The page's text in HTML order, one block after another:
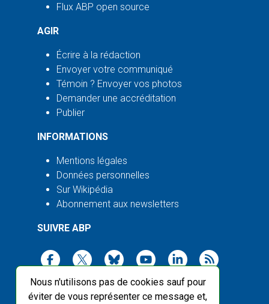
Nous n'utilisons pas de cookies sauf pour
éviter de vous représenter ce message et,
Flux ABP open source
AGIR
Écrire à la rédaction
Envoyer votre communiqué
Témoin ? Envoyer vos photos
Demander une accréditation
Publier
INFORMATIONS
Mentions légales
Données personnelles
Sur Wikipédia
Abonnement aux newsletters
SUIVRE ABP